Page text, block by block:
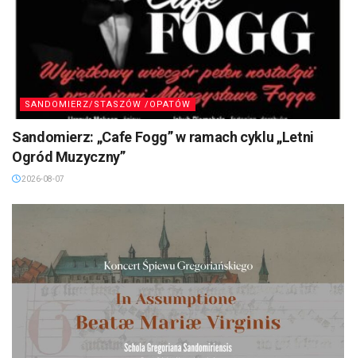
SANDOMIERZ/STASZÓW /OPATÓW
Sandomierz: „Cafe Fogg” w ramach cyklu „Letni
Ogród Muzyczny”
2026-08-07